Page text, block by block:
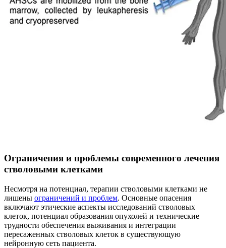
Ограничения и проблемы современного лечения
стволовыми клетками
Несмотря на потенциал, терапии стволовыми клетками не
лишены ограничений и проблем. Основные опасения
включают этические аспекты исследований стволовых
клеток, потенциал образования опухолей и технические
трудности обеспечения выживания и интеграции
пересаженных стволовых клеток в существующую
нейронную сеть пациента.